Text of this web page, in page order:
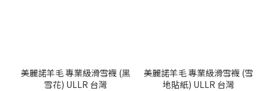
美麗諾羊毛 專業級滑雪襪 (黑
雪花) ULLR 台灣
美麗諾羊毛 專業級滑雪襪 (雪
地貼紙) ULLR 台灣